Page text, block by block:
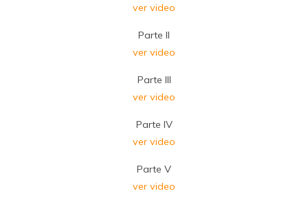
ver video
Parte II
ver video
Parte III
ver video
Parte IV
ver video
Parte V
ver video